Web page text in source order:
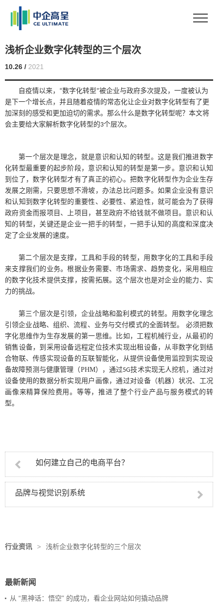
浅析企业数字化转型的三个层次
10.26 / 2021
自疫情以来， “数字化转型”被企业与政府多次提及 ， 一度被认为
是下一个增长点 ， 并且随着疫情的常态化让企业对数字化转型有了更
加深刻的感受和更加迫切的需求。 那么什么是数字化转型呢？本文将
会主要给大家解析数字化转型的3个层次。
第一个层次是理念，就是意识和认知的转型。这是我们推进数字
化转型最重要的起步阶段，意识和认知的转型是第一步。意识和认知
到位了，数字化转型才有了真正的初心。把数字化转型作为企业生存
发展之刚需，只要思想不滑坡，办法总比问题多。如果企业没有意识
和认知到数字化转型的重要性、必要性、紧迫性，就可能会为了获得
政府资金而报项目、上项目，甚至政府不给钱就不做项目。意识和认
知的转型，关键还是企业一把手的转型，一把手认知的高度和深度决
定了企业发展的速度。
第二个层次是支撑，工具和手段的转型，用数字化的工具和手段
来支撑我们的业务。根据业务需要、市场需求、趋势变化，采用相应
的数字化技术提供支撑，按需拓展。这个层次也是对企业的能力、实
力的挑战。
第三个层次是引领，企业战略和盈利模式的转型。用数字化理念
引领企业战略、组织、流程、业务与交付模式的全面转型。 必须把数
字化思维作为生存发展的第一思维。比如，工程机械行业，从最初的
销售设备，到采用设备远程定位技术实现出租设备，从非数字化到结
合物联、传感实现设备的互联智能化，从提供设备使用监控到实现设
备故障预测与健康管理（PHM），通过5G技术实现无人挖机，通过对
设备使用的数据分析实现用户画像，通过对设备（机器）状况、工况
画像来精算保险费用。等等，推进了整个行业产品与服务模式的转
型。
如何建立自己的电商平台？
品牌与视觉识别系统
行业资讯 > 浅析企业数字化转型的三个层次
最新新闻
从 “黑神话：悟空” 的成功，看企业网站如何撬动品牌